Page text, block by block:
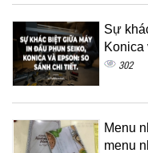
Sự
Konica
302
Menu
menu